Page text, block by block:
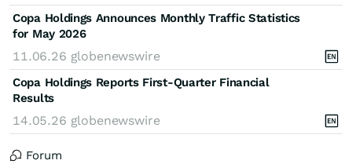
Copa Holdings Announces Monthly Traffic Statistics
for May 2026
11.06.26 globenewswire
Copa Holdings Reports First-Quarter Financial
Results
14.05.26 globenewswire
Forum